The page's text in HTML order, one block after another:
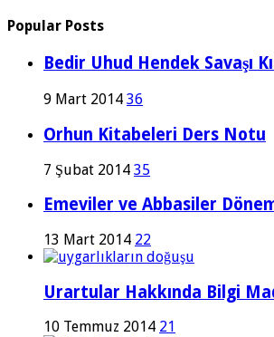
Popular Posts
Bedir Uhud Hendek Savaşı
9 Mart 2014 36
Orhun Kitabeleri Ders Notu
7 Şubat 2014 35
Emeviler ve Abbasiler
13 Mart 2014 22
Urartular Hakkında Bilgi
10 Temmuz 2014 21